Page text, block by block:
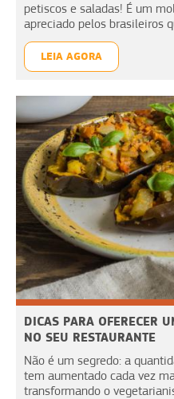
petiscos e saladas! É um
apreciado pelos brasileiros
LEIA AGORA
DICAS PARA OFERECER
NO SEU RESTAURANTE
Não é um segredo: a
tem aumentado cada vez
transformando o